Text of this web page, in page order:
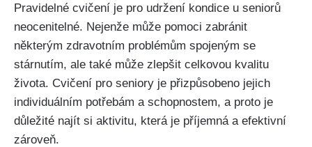
Pravidelné cvičení je pro udržení kondice u seniorů
neocenitelné. Nejenže může pomoci zabránit
některým zdravotním problémům spojeným se
stárnutím, ale také může zlepšit celkovou kvalitu
života. Cvičení pro seniory je přizpůsobeno jejich
individuálním potřebám a schopnostem, a proto je
důležité najít si aktivitu, která je příjemná a efektivní
zároveň.